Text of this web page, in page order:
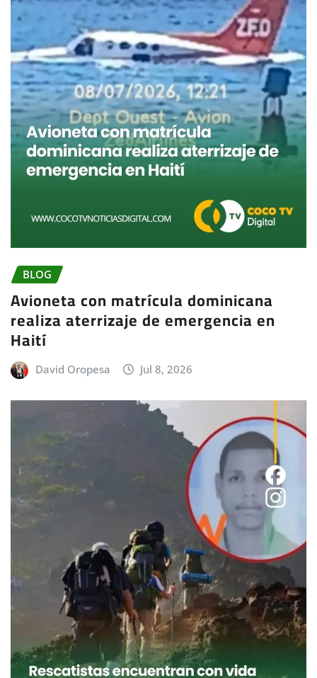
BLOG
Avioneta con matrícula dominicana
realiza aterrizaje de emergencia en
Haití
David Oropesa Jul 8, 2026